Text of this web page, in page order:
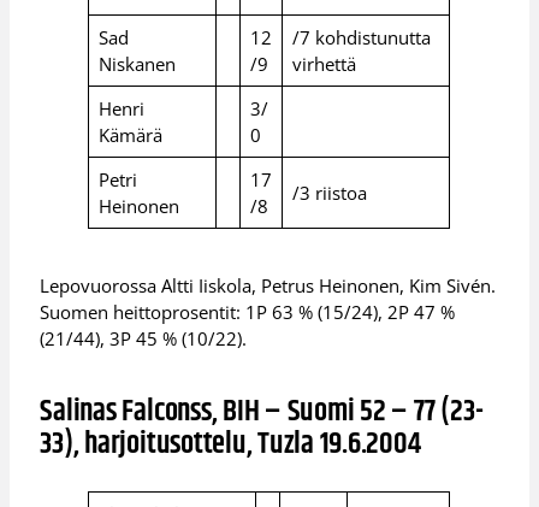
Sad
Niskanen
12
/9
/7 kohdistunutta
virhettä
Henri
Kämärä
3/
0
Petri
Heinonen
17
/8
/3 riistoa
Lepovuorossa Altti Iiskola, Petrus Heinonen, Kim Sivén.
Suomen heittoprosentit: 1P 63 % (15/24), 2P 47 %
(21/44), 3P 45 % (10/22).
Salinas Falconss, BIH – Suomi 52 – 77 (23-
33), harjoitusottelu, Tuzla 19.6.2004